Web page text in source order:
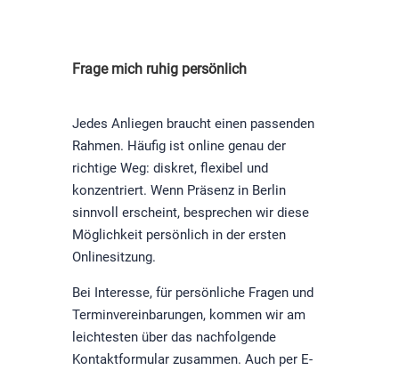
Frage mich ruhig persönlich
Jedes Anliegen braucht einen passenden
Rahmen. Häufig ist online genau der
richtige Weg: diskret, flexibel und
konzentriert. Wenn Präsenz in Berlin
sinnvoll erscheint, besprechen wir diese
Möglichkeit persönlich in der ersten
Onlinesitzung.
Bei Interesse, für persönliche Fragen und
Terminvereinbarungen, kommen wir am
leichtesten über das nachfolgende
Kontaktformular zusammen. Auch per E-